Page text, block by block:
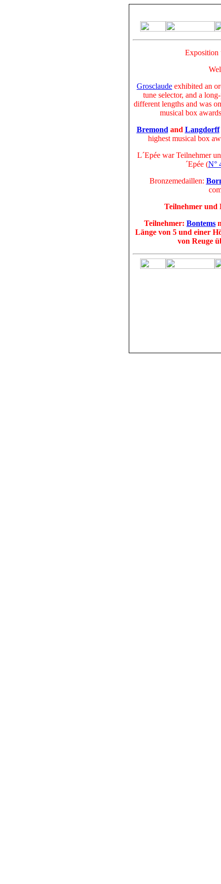
Exposition
Grosclaude exhibited an
tune selector, and a
different lengths and was
musical box
Bremond and Langdorff
highest musical box
L´Epée war Teilnehmer
´Epée (N°
Bronzemedaillen:
Teilnehmer und
Teilnehmer: Bontems
Länge von 5 und einer
von Reuge